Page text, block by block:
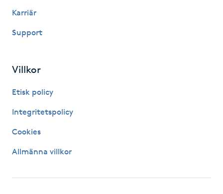
Hudföryngring
Hudvård
Hyaluronsyra
Karriär
Support
Villkor
Etisk policy
Integritetspolicy
Cookies
Allmänna villkor